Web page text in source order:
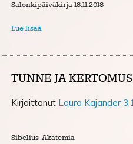
Salonkipäiväkirja 18.11.2018
Lue lisää
TUNNE JA
Kirjoittanut Laura Kajander
Sibelius-Akatemia